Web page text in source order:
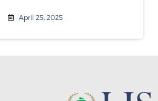
April 25, 2025